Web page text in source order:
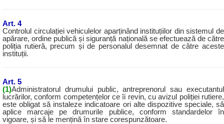
Art. 4
Controlul circulației vehiculelor aparținând instituțiilor din sistemul de
apărare, ordine publică și siguranță națională se efectuează de către
poliția rutieră, precum și de personalul desemnat de către aceste
instituții.
Art. 5
(1)Administratorul drumului public, antreprenorul sau executantul
lucrărilor, conform competențelor ce îi revin, cu avizul poliției rutiere,
este obligat să instaleze indicatoare ori alte dispozitive speciale, să
aplice marcaje pe drumurile publice, conform standardelor în
vigoare, și să le mențină în stare corespunzătoare.